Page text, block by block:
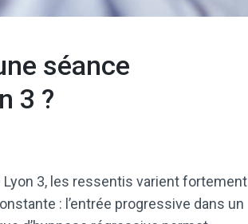
séance
3 ?
Lyon 3, les ressentis varient fortement
: l’entrée progressive dans un